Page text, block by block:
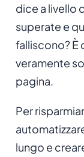
dice a livello
superate e
falliscono? È
veramente
pagina.
Per
lungo e